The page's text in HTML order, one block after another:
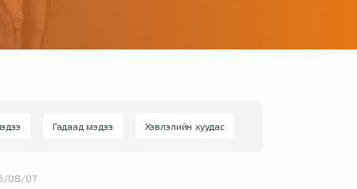
Гадаад мэдээ Хэвлэлийн хуудас
08/07